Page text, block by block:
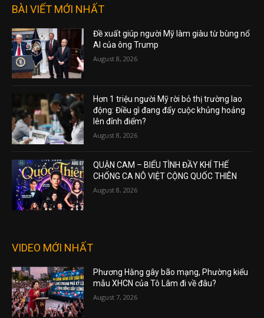
BÀI VIẾT MỚI NHẤT
Đề xuất giúp người Mỹ làm giàu từ bùng nổ
AI của ông Trump
August 8, 2026
Hơn 1 triệu người Mỹ rời bỏ thị trường lao
động: Điều gì đang đẩy cuộc khủng hoảng
lên đỉnh điểm?
August 8, 2026
QUẬN CAM – BIỂU TÌNH ĐẦY KHÍ THẾ
CHỐNG CA NÔ VIỆT CỘNG QUỐC THIÊN
August 8, 2026
VIDEO MỚI NHẤT
Phương Hằng gây bão mạng, Phường kiểu
mẫu XHCN của Tô Lâm đi về đâu?
August 7, 2026